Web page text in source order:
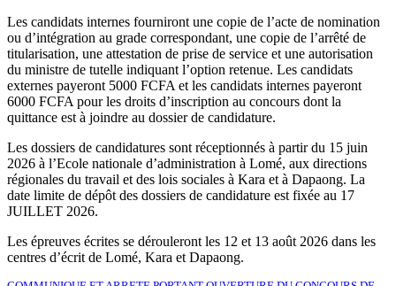
Les candidats internes fourniront une copie de l’acte de nomination
ou d’intégration au grade correspondant, une copie de l’arrêté de
titularisation, une attestation de prise de service et une autorisation
du ministre de tutelle indiquant l’option retenue. Les candidats
externes payeront 5000 FCFA et les candidats internes payeront
6000 FCFA pour les droits d’inscription au concours dont la
quittance est à joindre au dossier de candidature.
Les dossiers de candidatures sont réceptionnés à partir du 15 juin
2026 à l’Ecole nationale d’administration à Lomé, aux directions
régionales du travail et des lois sociales à Kara et à Dapaong. La
date limite de dépôt des dossiers de candidature est fixée au 17
JUILLET 2026.
Les épreuves écrites se dérouleront les 12 et 13 août 2026 dans les
centres d’écrit de Lomé, Kara et Dapaong.